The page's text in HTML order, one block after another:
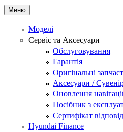
Меню
Моделі
Сервіс та Аксесуари
Обслуговування
Гарантія
Оригінальні
Аксесуари /
Оновлення
Посібник з
Сертифікат
Hyundai Finance